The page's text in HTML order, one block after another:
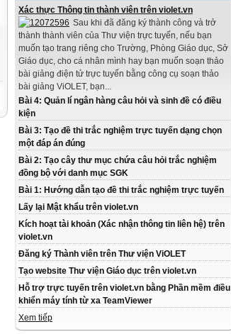
Xác thực Thông tin thành viên trên violet.vn
Sau khi đã đăng ký thành công và trở
thành thành viên của Thư viện trực tuyến, nếu bạn
muốn tạo trang riêng cho Trường, Phòng Giáo dục, Sở
Giáo dục, cho cá nhân mình hay bạn muốn soạn thảo
bài giảng điện tử trực tuyến bằng công cụ soạn thảo
bài giảng ViOLET, bạn...
Bài 4: Quản lí ngân hàng câu hỏi và sinh đề có điều
kiện
Bài 3: Tạo đề thi trắc nghiệm trực tuyến dạng chọn
một đáp án đúng
Bài 2: Tạo cây thư mục chứa câu hỏi trắc nghiệm
đồng bộ với danh mục SGK
Bài 1: Hướng dẫn tạo đề thi trắc nghiệm trực tuyến
Lấy lại Mật khẩu trên violet.vn
Kích hoạt tài khoản (Xác nhận thông tin liên hệ) trên
violet.vn
Đăng ký Thành viên trên Thư viện ViOLET
Tạo website Thư viện Giáo dục trên violet.vn
Hỗ trợ trực tuyến trên violet.vn bằng Phần mềm điều
khiển máy tính từ xa TeamViewer
Xem tiếp